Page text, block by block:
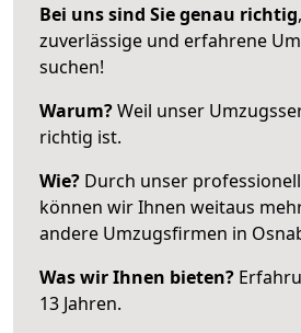
Bei uns sind Sie genau richtig
zuverlässige und erfahrene
suchen!
Warum?Weil unser
richtig ist.
Wie? Durch unser
können wir Ihnen weitaus
andere Umzugsfirmen in
Was wir Ihnen bieten?
13 Jahren.